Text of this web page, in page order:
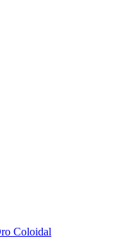
Coloidal